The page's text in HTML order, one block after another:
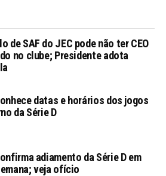
de SAF do JEC pode não ter CEO
no clube; Presidente adota
datas e horários dos jogos
da Série D
adiamento da Série D em
veja ofício